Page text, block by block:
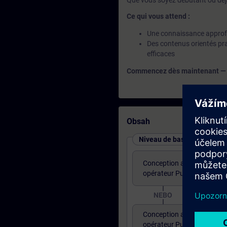
Ce qui vous attend :
Une connaissance
Des contenus orientés
efficaces
Commencez dès maintenant
Obsah
Niveau de base : Cours
Conception avec WinCC
opérateur Pupitre Pied
NEBO
Conception avec WinCC
opérateur Pupitre Pied